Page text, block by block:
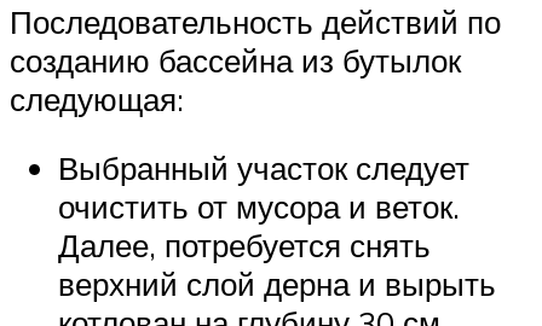
Последовательность действий по
созданию бассейна из бутылок
следующая:
Выбранный участок следует
очистить от мусора и веток.
Далее, потребуется снять
верхний слой дерна и вырыть